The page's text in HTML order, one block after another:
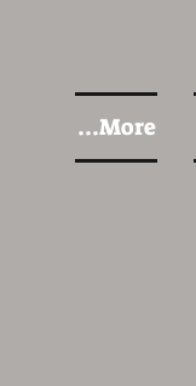
More...